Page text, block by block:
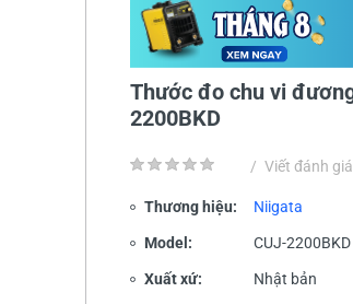
Thước đo chu vi
2200BKD
/ Viết đánh giá
Thương hiệu: Niigata
Model: CUJ-2200BKD
Xuất xứ: Nhật bản